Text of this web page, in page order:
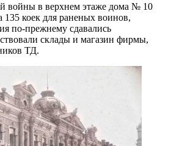
войны в верхнем этаже дома № 10
135 коек для раненых воинов,
по-прежнему сдавались
склады и магазин фирмы,
ТД.